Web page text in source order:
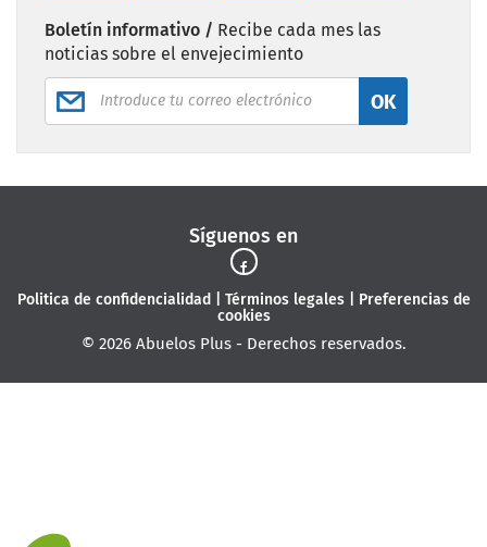
Boletín informativo / Recibe cada mes las
noticias sobre el envejecimiento
OK
Síguenos en
Politica de confidencialidad Términos legales| Preferencias de
cookies
© 2026 Abuelos Plus - Derechos reservados.